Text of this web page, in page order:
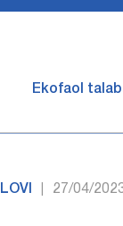
Ekofaol
27/04/